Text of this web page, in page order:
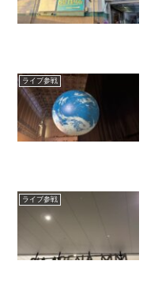
ライブ参戦
ライブ参戦